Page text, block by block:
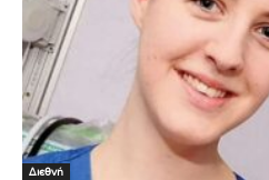
Διεθνή